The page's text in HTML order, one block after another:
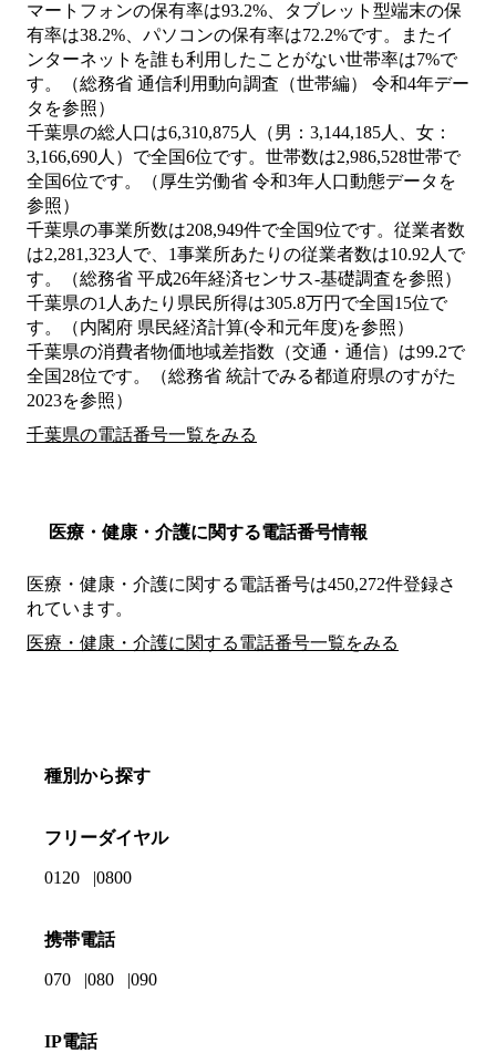
マートフォンの保有率は93.2%、タブレット型端末の保
有率は38.2%、パソコンの保有率は72.2%です。またイ
ンターネットを誰も利用したことがない世帯率は7%で
す。（総務省 通信利用動向調査（世帯編） 令和4年デー
タを参照）
千葉県の総人口は6,310,875人（男：3,144,185人、女：
3,166,690人）で全国6位です。世帯数は2,986,528世帯で
全国6位です。（厚生労働省 令和3年人口動態データを
参照）
千葉県の事業所数は208,949件で全国9位です。従業者数
は2,281,323人で、1事業所あたりの従業者数は10.92人で
す。（総務省 平成26年経済センサス‐基礎調査を参照）
千葉県の1人あたり県民所得は305.8万円で全国15位で
す。（内閣府 県民経済計算(令和元年度)を参照）
千葉県の消費者物価地域差指数（交通・通信）は99.2で
全国28位です。（総務省 統計でみる都道府県のすがた
2023を参照）
千葉県の電話番号一覧をみる
医療・健康・介護に関する電話番号情報
医療・健康・介護に関する電話番号は450,272件登録さ
れています。
医療・健康・介護に関する電話番号一覧をみる
種別から探す
フリーダイヤル
0120 0800
携帯電話
070 080 090
IP電話